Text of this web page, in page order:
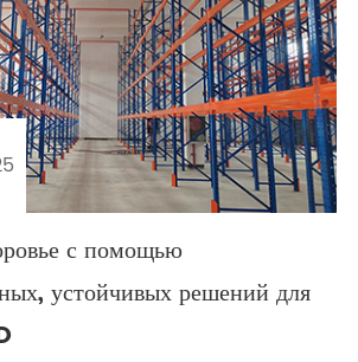
с помощью
устойчивых решений для